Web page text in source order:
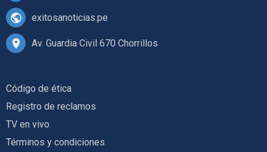
exitosanoticias.pe
Av. Guardia Civil 670 Chorrillos
Código de ética
Registro de reclamos
TV en vivo
Términos y condiciones